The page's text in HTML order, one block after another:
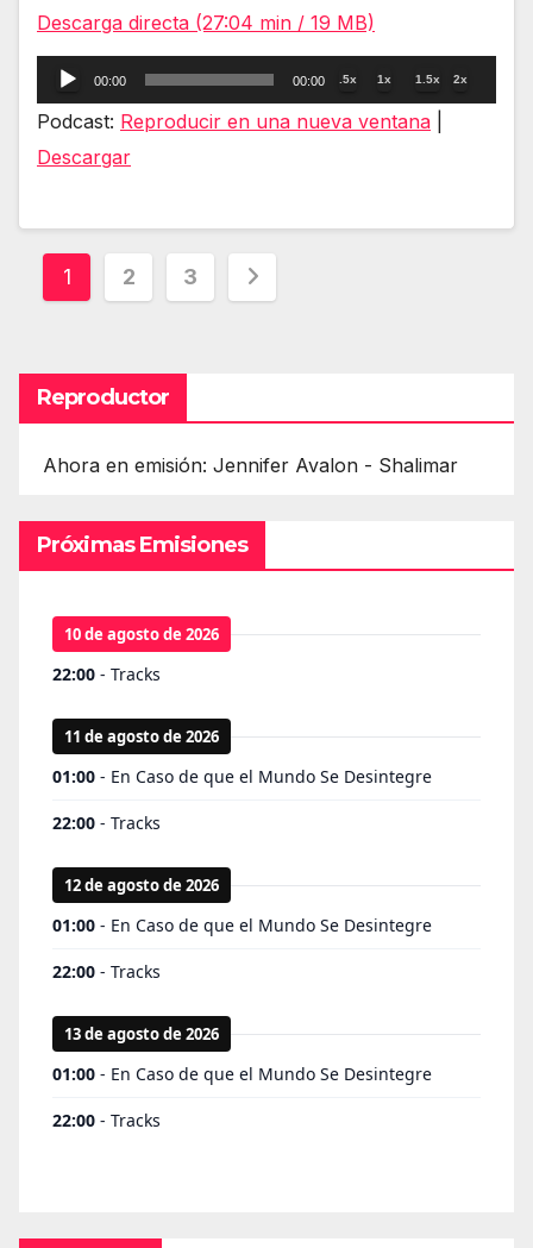
Descarga directa (27:04 min / 19 MB)
Reproductor
de
00:00 00:00 .5x 1x 1.5x 2x
Podcast: Reproducir en una nueva ventana
Descargar
Paginación
entradas
1 2 3
Reproductor
Ahora en emisión: Jennifer Avalon - Shalimar
Próximas Emisiones